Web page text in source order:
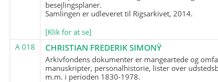
besejlingsplaner.
Samlingen er udleveret til Rigsarkivet, 2014.
[Klik for at se]
A 018
CHRISTIAN FREDERIK SIMONŸ
Arkivfondens dokumenter er mangeartede og
manuskripter, personalhistorie, lister over
m.m. i perioden 1830-1978.